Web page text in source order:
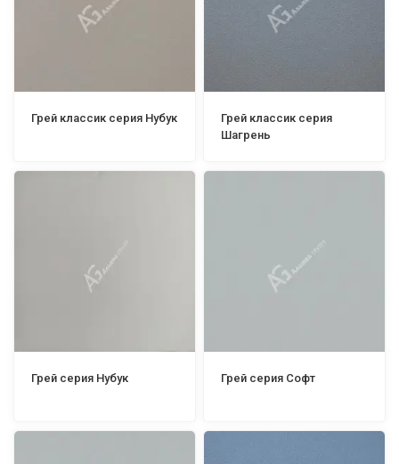
Грей классик серия Нубук
Грей классик серия
Шагрень
Грей серия Нубук Грей серия Софт